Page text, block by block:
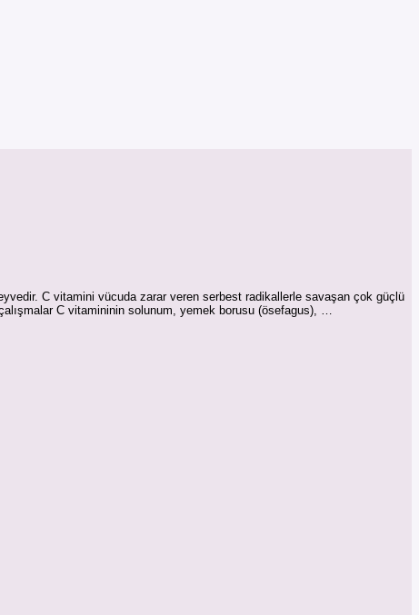
C vitamini vücuda zarar veren serbest radikallerle savaşan çok güçlü
C vitamininin solunum, yemek borusu (ösefagus), …